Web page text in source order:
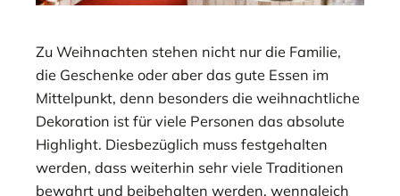
Zu Weihnachten stehen nicht nur die Familie,
die Geschenke oder aber das gute Essen im
Mittelpunkt, denn besonders die weihnachtliche
Dekoration ist für viele Personen das absolute
Highlight. Diesbezüglich muss festgehalten
werden, dass weiterhin sehr viele Traditionen
bewahrt und beibehalten werden, wenngleich